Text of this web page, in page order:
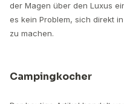
der Magen über den Luxus
es kein Problem, sich direkt
zu machen.
Campingkocher